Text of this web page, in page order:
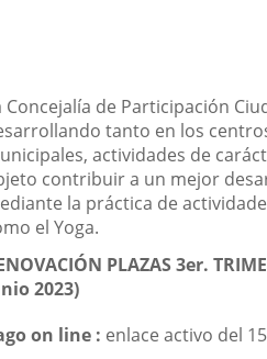
Concejalía de Participación
tanto en los
actividades de
contribuir a un mejor
la práctica de
el Yoga.
PLAZAS 3er.
2023)
on line : enlace activo del